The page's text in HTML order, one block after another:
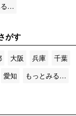
る…
がす
大阪 兵庫
千葉
愛知 もっとみる…